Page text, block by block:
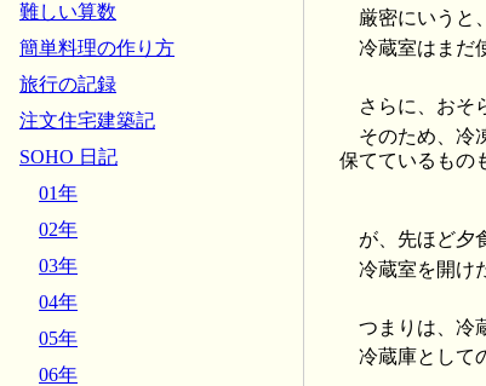
厳密にいうと
冷蔵室はまだ
さらに、おそ
そのため、冷
保てているもの
が、先ほど夕
冷蔵室を開け
つまりは、冷
冷蔵庫として
難しい算数
簡単料理の作り方
旅行の記録
注文住宅建築記
SOHO 日記
01年
02年
03年
04年
05年
06年